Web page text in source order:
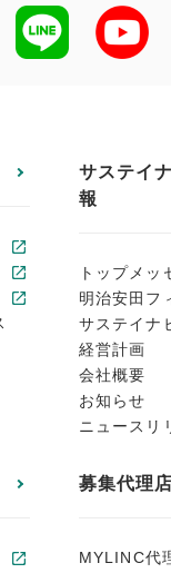
サステイ
報
トップメッ
明治安田フ
サステイナ
経営計画
会社概要
お知らせ
ニュースリ
募集代理
MYLINC代